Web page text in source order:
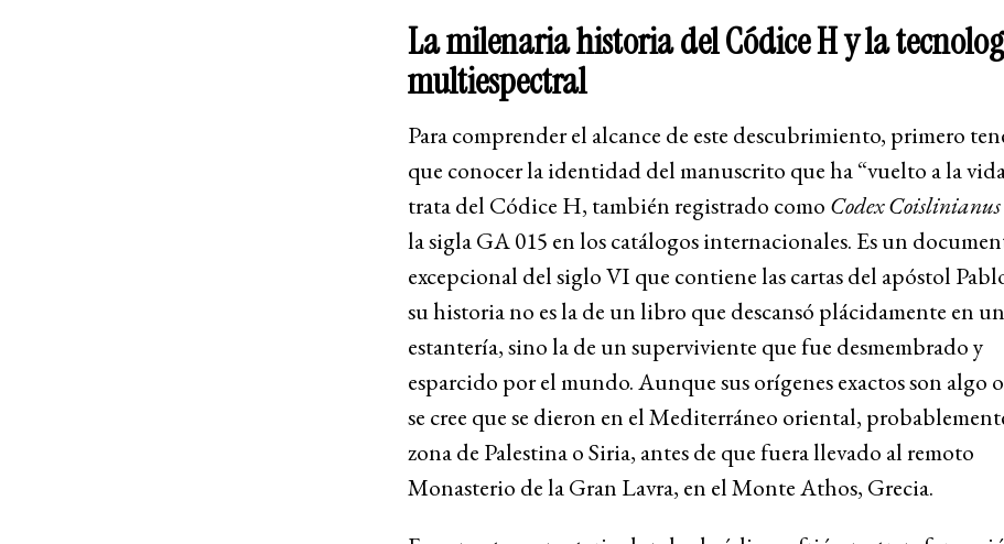
La milenaria historia del Códice H y la
multiespectral
Para comprender el alcance de este descubrimiento, primero
que conocer la identidad del manuscrito que ha “vuelto a la
trata del Códice H, también registrado como Codex Coislinianus
la sigla GA 015 en los catálogos internacionales. Es un
excepcional del siglo VI que contiene las cartas del apóstol
su historia no es la de un libro que descansó plácidamente en
estantería, sino la de un superviviente que fue desmembrado y
esparcido por el mundo. Aunque sus orígenes exactos son algo
se cree que se dieron en el Mediterráneo oriental,
zona de Palestina o Siria, antes de que fuera llevado al remoto
Monasterio de la Gran Lavra, en el Monte Athos, Grecia.